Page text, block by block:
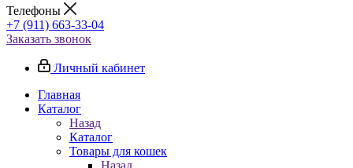
Телефоны
+7 (911) 663-33-04
Заказать звонок
Личный кабинет
Главная
Каталог
Назад
Каталог
Товары для кошек
Назад